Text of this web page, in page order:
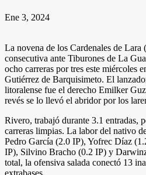
Ene 3, 2024
La novena de los Cardenales de Lara
consecutiva ante Tiburones de La
ocho carreras por tres este miércoles
Gutiérrez de Barquisimeto. El
litoralense fue el derecho Emilker
revés se lo llevó el abridor por los
Rivero, trabajó durante 3.1 entradas,
carreras limpias. La labor del nativo
Pedro García (2.0 IP), Yofrec Díaz
IP), Silvino Bracho (0.2 IP) y
total, la ofensiva salada conectó 13
extrabases.